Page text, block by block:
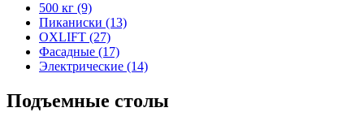
500 кг (9)
Пиканиски (13)
OXLIFT (27)
Фасадные (17)
Электрические (14)
Подъемные столы